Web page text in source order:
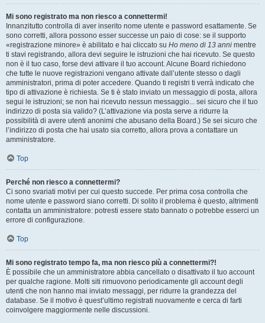
Mi sono registrato ma non riesco a connettermi!
Innanzitutto controlla di aver inserito nome utente e password esattamente. Se
sono corretti, allora possono esser successe un paio di cose: se il supporto
«registrazione minore» è abilitato e hai cliccato su Ho meno di 13 anni mentre
ti stavi registrando, allora devi seguire le istruzioni che hai ricevuto. Se questo
non è il tuo caso, forse devi attivare il tuo account. Alcune Board richiedono
che tutte le nuove registrazioni vengano attivate dall’utente stesso o dagli
amministratori, prima di poter accedere. Quando ti registri ti verrà indicato che
tipo di attivazione è richiesta. Se ti è stato inviato un messaggio di posta, allora
segui le istruzioni; se non hai ricevuto nessun messaggio... sei sicuro che il tuo
indirizzo di posta sia valido? (L’attivazione via posta serve a ridurre la
possibilità di avere utenti anonimi che abusano della Board.) Se sei sicuro che
l’indirizzo di posta che hai usato sia corretto, allora prova a contattare un
amministratore.
Top
Perché non riesco a connettermi?
Ci sono svariati motivi per cui questo succede. Per prima cosa controlla che
nome utente e password siano corretti. Di solito il problema è questo, altrimenti
contatta un amministratore: potresti essere stato bannato o potrebbe esserci un
errore di configurazione.
Top
Mi sono registrato tempo fa, ma non riesco più a connettermi?!
È possibile che un amministratore abbia cancellato o disattivato il tuo account
per qualche ragione. Molti siti rimuovono periodicamente gli account degli
utenti che non hanno mai inviato messaggi, per ridurre la grandezza del
database. Se il motivo è quest’ultimo registrati nuovamente e cerca di farti
coinvolgere maggiormente nelle discussioni.